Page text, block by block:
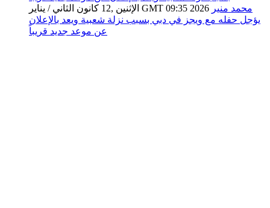
الإثنين ,12 كانون الثاني / يناير GMT 09:35 2026 محمد منير
يؤجل حفله مع ويجز في دبي بسبب نزلة شعبية ويعد بالإعلان
عن موعد جديد قريباً